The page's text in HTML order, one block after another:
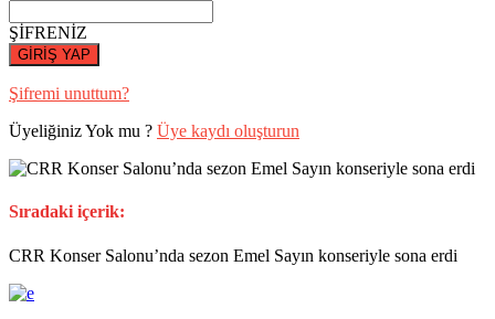
ŞİFRENİZ
GİRİŞ YAP
Şifremi unuttum?
Üyeliğiniz Yok mu ? Üye kaydı oluşturun
Sıradaki içerik:
CRR Konser Salonu’nda sezon Emel Sayın konseriyle sona erdi